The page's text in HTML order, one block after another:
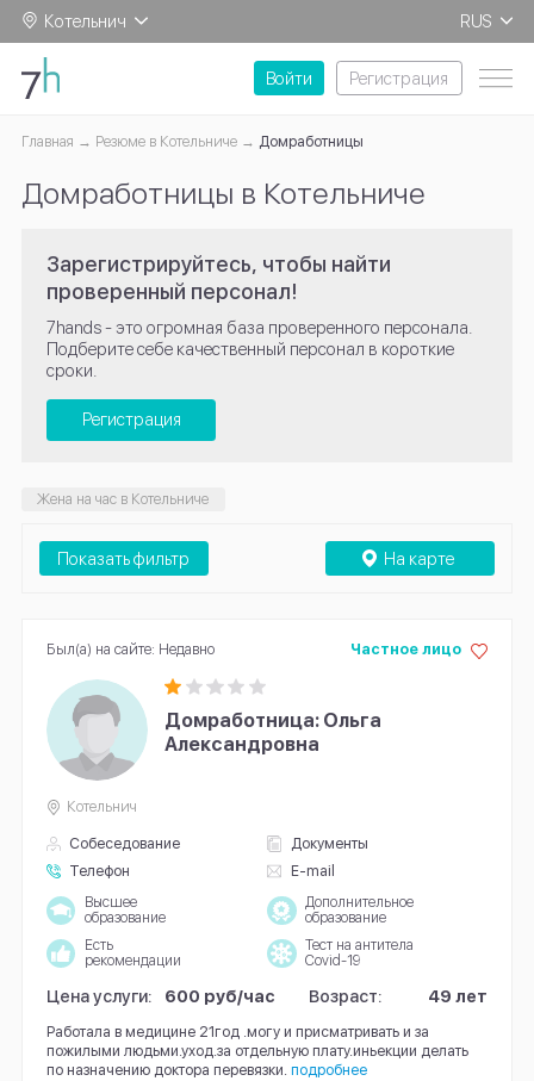
Котельнич
RUS
EN
Войти
Регистрация
Главная Резюме в Котельниче Домработницы
Домработницы в Котельниче
Зарегистрируйтесь, чтобы найти
проверенный персонал!
7hands - это огромная база проверенного персонала.
Подберите себе качественный персонал в короткие
сроки.
Регистрация
Жена на час в Котельниче
На карте
Показать фильтр
Домработница: Ольга
Александровна
Собеседование
Документы
Телефон
E-mail
Частное лицо
Котельнич
Высшее
образование
Дополнительное
образование
Есть
рекомендации
Тест на антитела
Covid-19
Цена услуги: 600 руб/час Возраст: 49 лет
Работала в медицине 21год .могу и присматривать и за
пожилыми людьми.уход.за отдельную плату.иньекции делать
по назначению доктора перевязки. подробнее
Был(а) на сайте: Недавно